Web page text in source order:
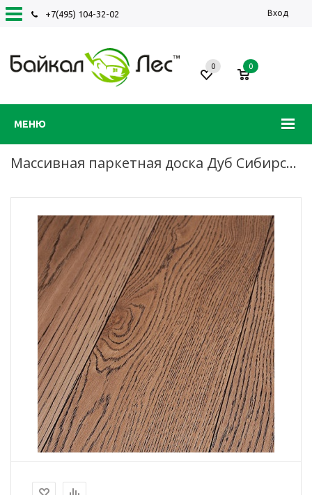
+7(495) 104-32-02 Вход
МЕНЮ
0 0
Массивная паркетная доска Дуб Сибирский, лак